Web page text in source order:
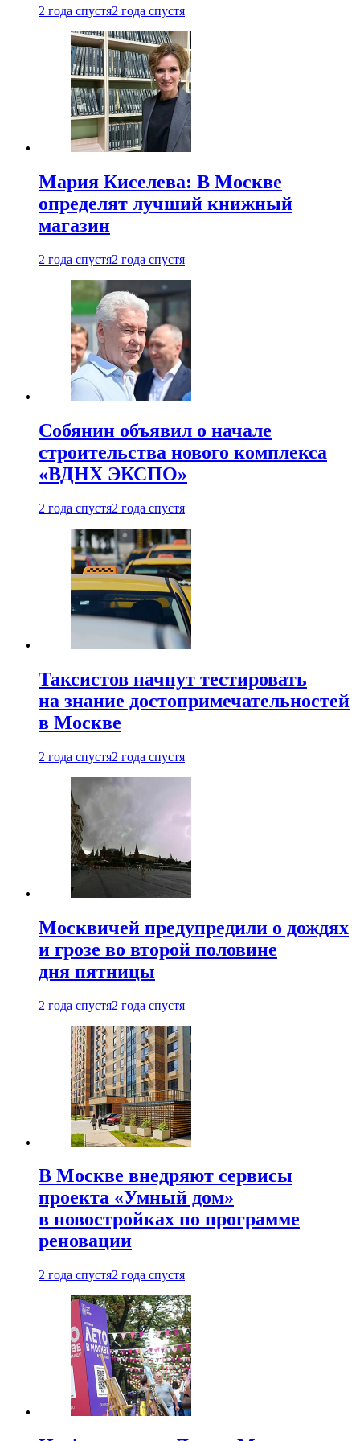
2 года спустя2 года спустя
Мария Киселева: В Москве
определят лучший книжный
магазин
2 года спустя2 года спустя
Собянин объявил о начале
строительства нового комплекса
«ВДНХ ЭКСПО»
2 года спустя2 года спустя
Таксистов начнут тестировать
на знание достопримечательностей
в Москве
2 года спустя2 года спустя
Москвичей предупредили о дождях
и грозе во второй половине
дня пятницы
2 года спустя2 года спустя
В Москве внедряют сервисы
проекта «Умный дом»
в новостройках по программе
реновации
2 года спустя2 года спустя